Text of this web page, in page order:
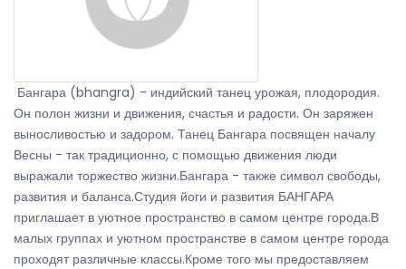
Бангара (bhangra) - индийский танец урожая, плодородия.
Он полон жизни и движения, счастья и радости. Он заряжен
выносливостью и задором. Танец Бангара посвящен началу
Весны - так традиционно, с помощью движения люди
выражали торжество жизни.Бангара - также символ свободы,
развития и баланса.Студия йоги и развития БАНГАРА
приглашает в уютное пространство в самом центре города.В
малых группах и уютном пространстве в самом центре города
проходят различные классы.Кроме того мы предоставляем